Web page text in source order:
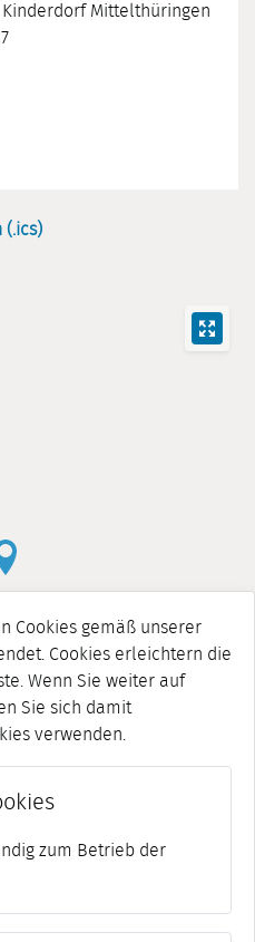
Cookies gemäß unserer
Cookies erleichtern die
Wenn Sie weiter auf
Sie sich damit
verwenden.
zum Betrieb der
Kinderdorf Mittelthüringen
(.ics)